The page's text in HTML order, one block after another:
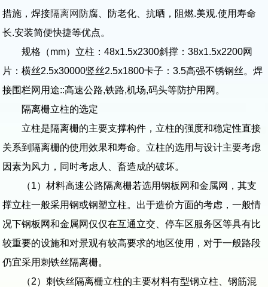
措施，焊接隔离网 防腐、防老化、抗晒，阻燃.美观.使用寿命
长.安装简便快捷等优点。
规格（mm）立柱：48x1.5x2300斜撑：38x1.5x2200网
片：横丝2.5x30000竖丝2.5x1800卡子：3.5高强不锈钢丝。焊
接围栏网用途::高速公路,铁路,机场,码头等防护用网。
隔离栅立柱的选定
立柱是隔离栅的主要支撑构件，立柱的强度和稳定性直接
关系到隔离栅的使用效果和寿命。立柱的选用与设计主要考虑
因素为风力，同时考虑人、畜造成的破坏。
（1）材料高速公路隔离栅若选用钢板网和金属网，其支
撑立柱一般采用钢或钢塑立柱。出于造价方面的考虑，一般情
况下钢板网和金属网仅仅在互通立交、停车区服务区等具有比
较重要的设施和对景观有较高要求的地区使用，对于一般路段
仍宜采用刺铁丝隔离栅。
（2）刺铁丝隔离栅立柱的主要材料有型钢立柱、钢筋混